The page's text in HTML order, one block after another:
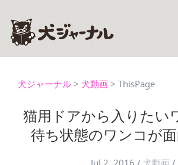
犬ジャーナル > 犬動画 > ThisPage
猫用ドアから入りたい
待ち状態のワンコが
Jul 2, 2016 / 犬動画 /